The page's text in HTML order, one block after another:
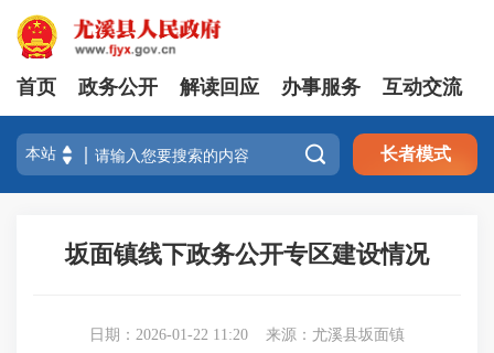
首页 政务公开 解读回应 办事服务 互动交流
 长者模式
坂面镇线下政务公开专区建设情况
日期：2026-01-22 11:20 来源：尤溪县坂面镇